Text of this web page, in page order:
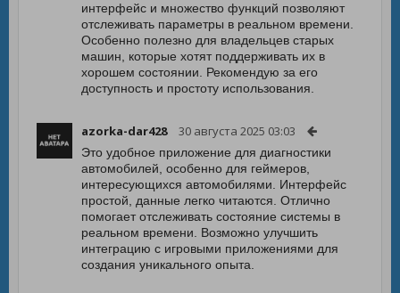
интерфейс и множество функций позволяют
отслеживать параметры в реальном времени.
Особенно полезно для владельцев старых
машин, которые хотят поддерживать их в
хорошем состоянии. Рекомендую за его
доступность и простоту использования.
azorka-dar428 30 августа 2025 03:03
Это удобное приложение для диагностики
автомобилей, особенно для геймеров,
интересующихся автомобилями. Интерфейс
простой, данные легко читаются. Отлично
помогает отслеживать состояние системы в
реальном времени. Возможно улучшить
интеграцию с игровыми приложениями для
создания уникального опыта.